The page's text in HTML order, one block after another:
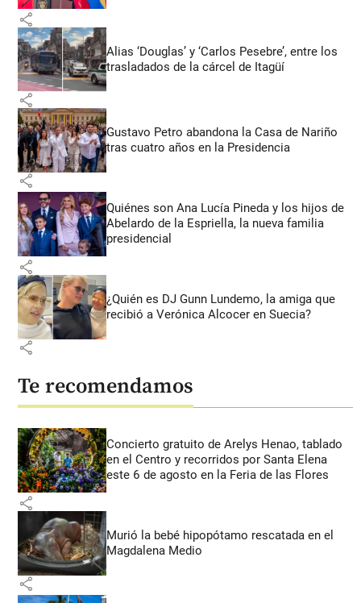
share
Alias ‘Douglas’ y ‘Carlos Pesebre’, entre los
trasladados de la cárcel de Itagüí
share
Gustavo Petro abandona la Casa de Nariño
tras cuatro años en la Presidencia
share
Quiénes son Ana Lucía Pineda y los hijos de
Abelardo de la Espriella, la nueva familia
presidencial
share
¿Quién es DJ Gunn Lundemo, la amiga que
recibió a Verónica Alcocer en Suecia?
share
Te recomendamos
Concierto gratuito de Arelys Henao, tablado
en el Centro y recorridos por Santa Elena
este 6 de agosto en la Feria de las Flores
share
Murió la bebé hipopótamo rescatada en el
Magdalena Medio
share